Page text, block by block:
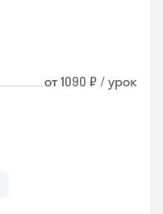
от 1090 ₽ / урок